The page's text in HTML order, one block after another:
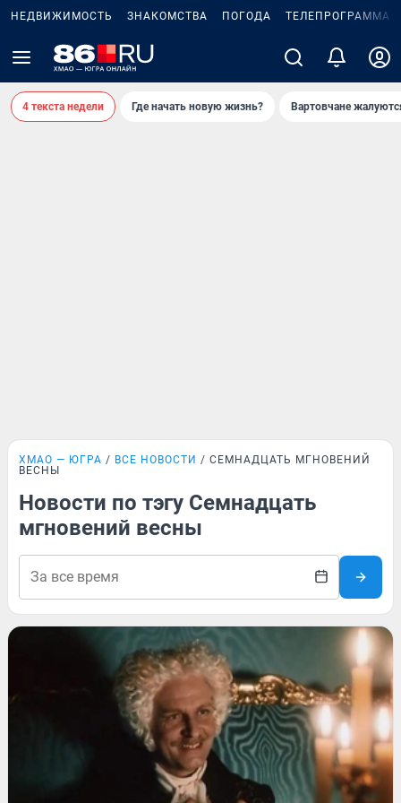
НЕДВИЖИМОСТЬ ЗНАКОМСТВА ПОГОДА ТЕЛЕПРОГРАММА
4 текста недели Где начать новую жизнь? Вартовчане
ХМАО — ЮГРА ВСЕ НОВОСТИ
СЕМНАДЦАТЬ МГНОВЕНИЙ
ВЕСНЫ
Новости по тэгу Семнадцать
мгновений весны